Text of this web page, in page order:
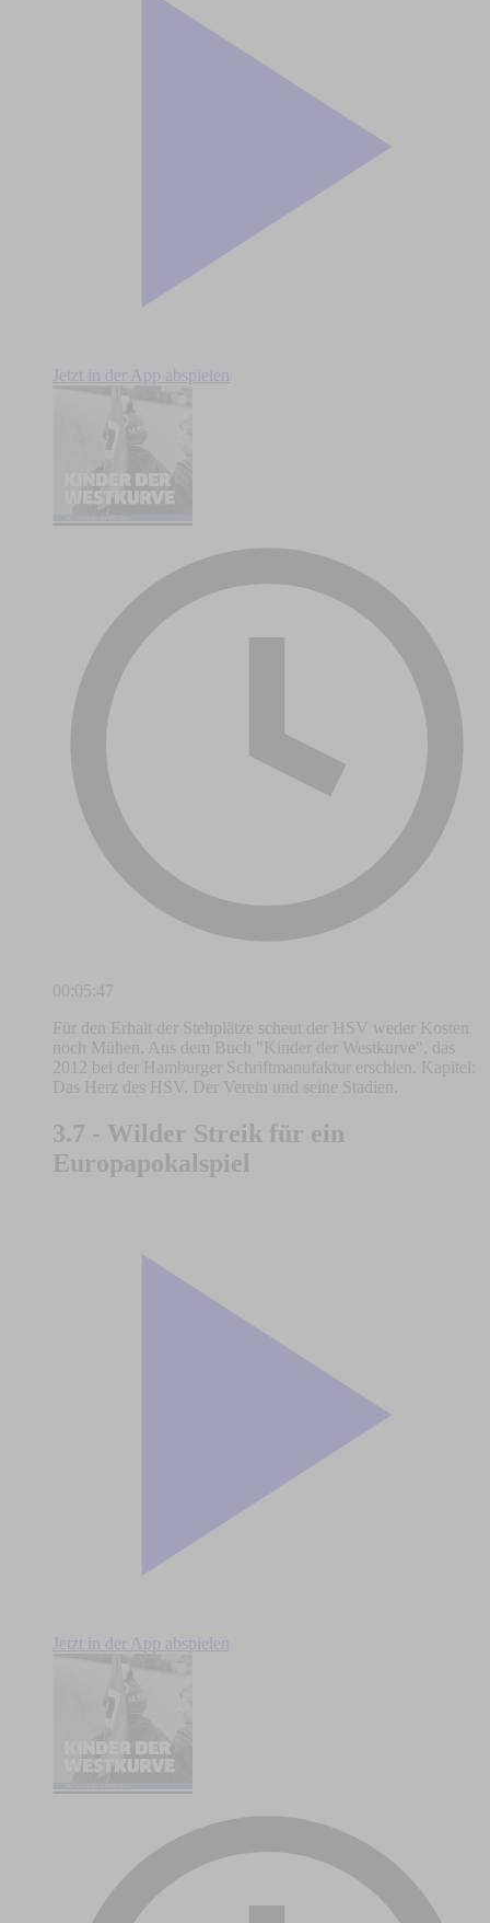
Jetzt in der App abspielen
00:05:47
Für den Erhalt der Stehplätze scheut der HSV weder Kosten
noch Mühen. Aus dem Buch "Kinder der Westkurve", das
2012 bei der Hamburger Schriftmanufaktur erschien. Kapitel:
Das Herz des HSV. Der Verein und seine Stadien.
3.7 - Wilder Streik für ein
Europapokalspiel
Jetzt in der App abspielen